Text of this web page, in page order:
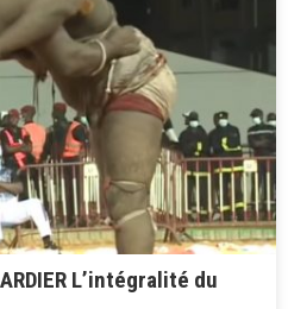
L’intégralité du